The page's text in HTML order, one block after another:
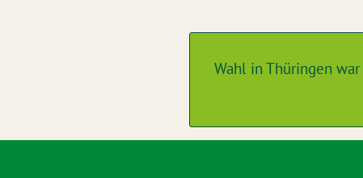
Wahl in Thüringen